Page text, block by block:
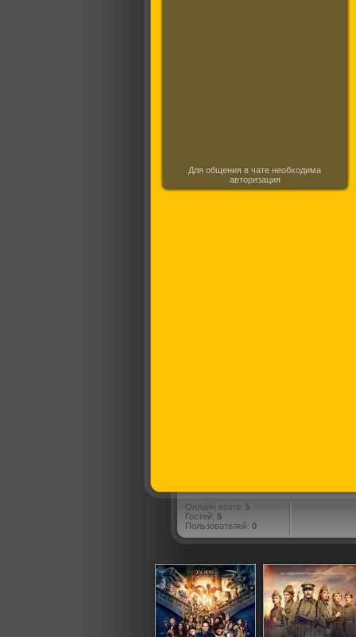
Для общения в чате необходима
авторизация
Онлайн всего: 5
Гостей: 5
Пользователей: 0